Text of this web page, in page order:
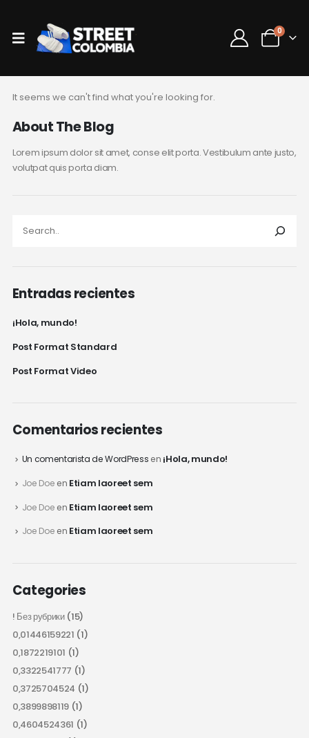
0
It seems we can't find what you're looking for.
About The Blog
Lorem ipsum dolor sit amet, conse elit porta. Vestibulum ante justo,
volutpat quis porta diam.
Entradas recientes
¡Hola, mundo!
Post Format Standard
Post Format Video
Comentarios recientes
Un comentarista de WordPress en ¡Hola, mundo!
Joe Doe en Etiam laoreet sem
Joe Doe en Etiam laoreet sem
Joe Doe en Etiam laoreet sem
Categories
! Без рубрики(15)
0,01446159221 (1)
0,1872219101 (1)
0,3322541777 (1)
0,3725704524 (1)
0,3899898119 (1)
0,4604524361 (1)